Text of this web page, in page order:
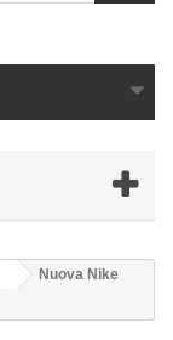
Nuova Nike